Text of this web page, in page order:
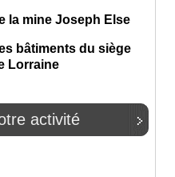
la mine Joseph Else
bâtiments du siège
Lorraine
activité